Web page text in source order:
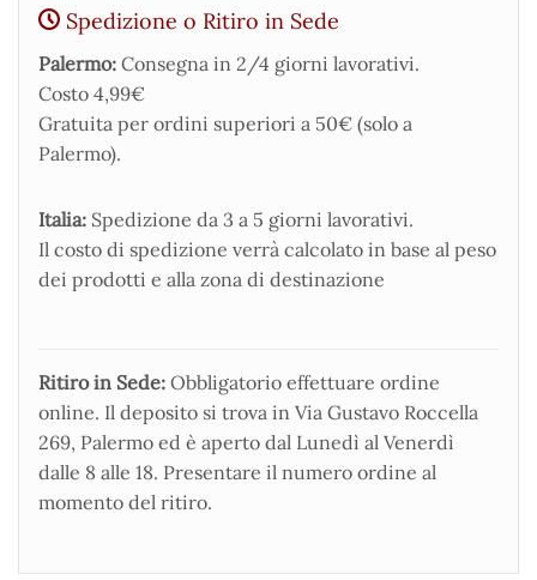
Spedizione o Ritiro in Sede
Palermo: Consegna in 2/4 giorni lavorativi.
Costo 4,99€
Gratuita per ordini superiori a 50€ (solo a
Palermo).
Italia: Spedizione da 3 a 5 giorni lavorativi.
Il costo di spedizione verrà calcolato in base al peso
dei prodotti e alla zona di destinazione
Ritiro in Sede: Obbligatorio effettuare ordine
online. Il deposito si trova in Via Gustavo Roccella
269, Palermo ed è aperto dal Lunedì al Venerdì
dalle 8 alle 18. Presentare il numero ordine al
momento del ritiro.